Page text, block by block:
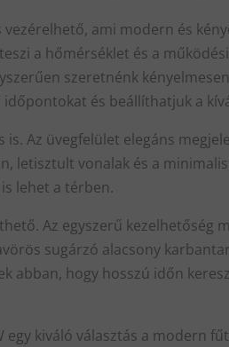
ami modern és
a hőmérséklet és a
szeretnénk
és beállíthatjuk a
Az üvegfelület elegáns
letisztult vonalak és a
lehet a térben.
Az egyszerű kezelhetőség
sugárzó alacsony
abban, hogy hosszú időn
egy kiváló választás a modern